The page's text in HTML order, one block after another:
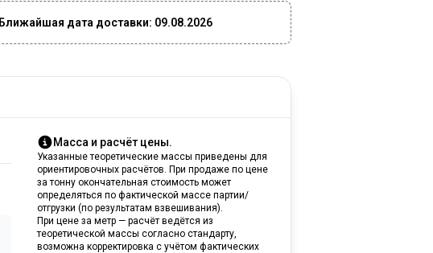
Ближайшая дата доставки: 09.08.2026
Масса и расчёт цены.
Указанные теоретические массы приведены для
ориентировочных расчётов. При продаже по цене
за тонну окончательная стоимость может
определяться по фактической массе партии/
отгрузки (по результатам взвешивания).
При цене за метр — расчёт ведётся из
теоретической массы согласно стандарту,
возможна корректировка с учётом фактических